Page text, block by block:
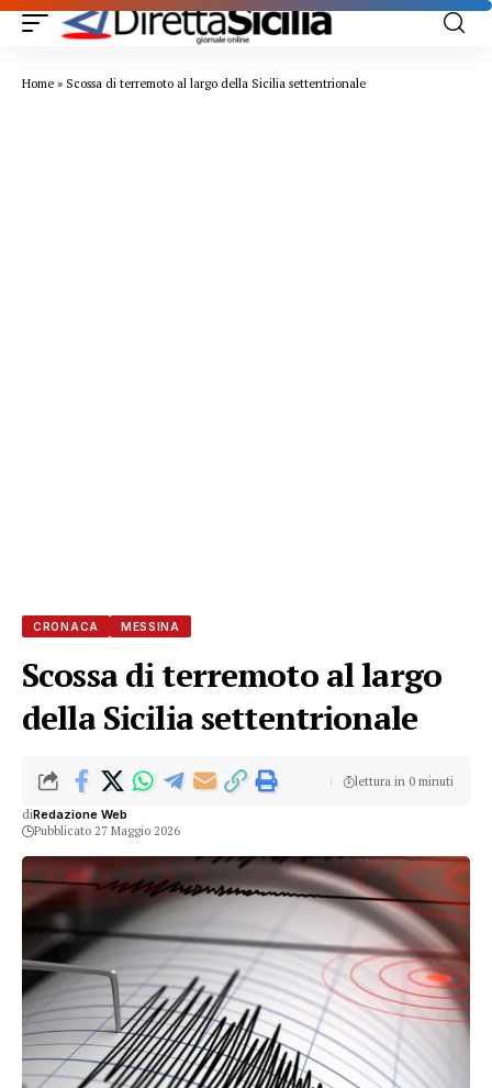
Home » Scossa di terremoto al largo della Sicilia settentrionale
CRONACA MESSINA
Scossa di terremoto al largo
della Sicilia settentrionale
diRedazione Web
Pubblicato 27 Maggio 2026
lettura in 0 minuti